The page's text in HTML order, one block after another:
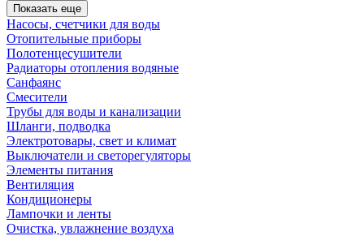
Показать еще
Насосы, счетчики для воды
Отопительные приборы
Полотенцесушители
Радиаторы отопления водяные
Санфаянс
Смесители
Трубы для воды и канализации
Шланги, подводка
Электротовары, свет и климат
Выключатели и светорегуляторы
Элементы питания
Вентиляция
Кондиционеры
Лампочки и ленты
Очистка, увлажнение воздуха